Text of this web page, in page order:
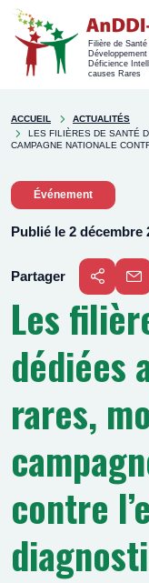
Filière de
Déficience
causes Rares
sur
le
You're
here
ACCUEIL
ACTUALITÉS
LES FILIÈRES DE SANTÉ
CAMPAGNE NATIONALE
Événement
Publié le 2 décembre
Partager
Ouvrir
fenêtre
partage
P
a
t
a
g
p
a
e
a
Les
dédiées
rares,
contre